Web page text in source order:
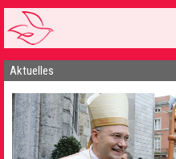
Startseite
1 Pfarrei
16 Gemeinden & mehr
Aktuelles